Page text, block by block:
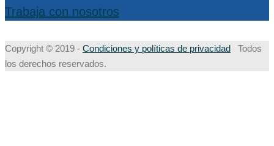
Trabaja con nosotros
Copyright © 2019 - Condiciones y políticas de privacidad Todos
los derechos reservados.